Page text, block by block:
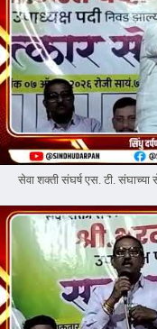
सेवा शक्ती संघर्ष एस. टी.